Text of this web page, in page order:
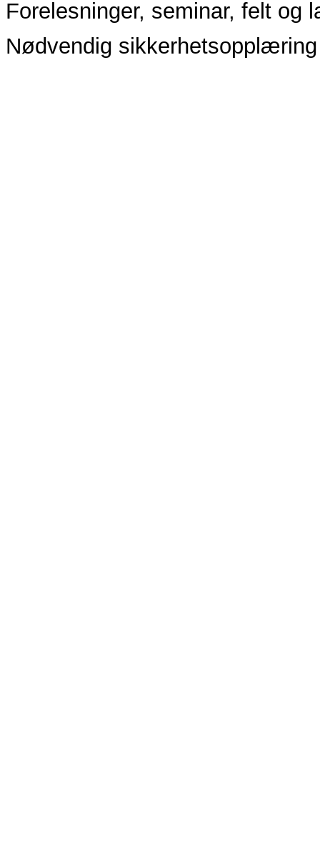
Forelesninger, seminar, felt og
Nødvendig